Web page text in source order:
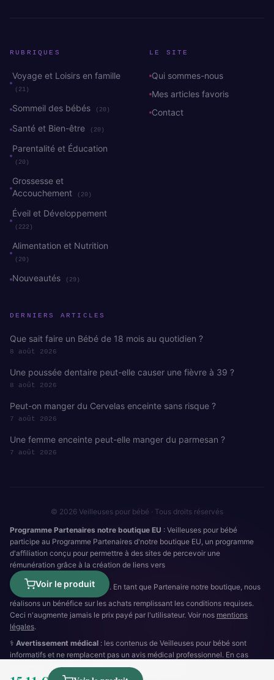
RUBRIQUES
Voyage et Loisirs en famille
(21)
Sommeil des bébés (20)
Santé et Bien-être (20)
Parentalité et Éducation
(20)
Grossesse et
Accouchement
(20)
Éveil et Développement
(222)
Alimentation et Nutrition
(20)
Nouveautés (29)
LE SITE
Qui sommes-nous
Mes articles favoris
Contact
DERNIERS ARTICLES
Que sait faire un Bébé de 18 mois au quotidien ?
8 août 2026
Une poussée dentaire peut-elle causer une fièvre à 39 ?
8 août 2026
Peut-on manger du Cervelas enceinte sans risque ?
7 août 2026
Une femme enceinte peut-elle manger du parmesan ?
7 août 2026
© 2026 Veilleuses pour bébé · Tous droits réservés
Programme Partenaires notre boutique EU : Veilleuses pour bébé
participe au Programme Partenaires d'notre boutique EU, un programme
d'affiliation conçu pour permettre à des sites de percevoir une
rémunération grâce à la création de liens vers
Voir le produit
. En tant que Partenaire notre boutique, nous
réalisons un bénéfice sur les achats remplissant les conditions requises.
Ceci n'augmente jamais le prix payé par l'utilisateur. Voir nos mentions
légales.
⚕️ Avertissement médical : les contenus de Veilleuses pour bébé sont
informatifs et ne remplacent pas un avis médical professionnel. En cas
15(SAMU) ·112·3624(SOS Médecins).
Cookies RGPD Mentions légales